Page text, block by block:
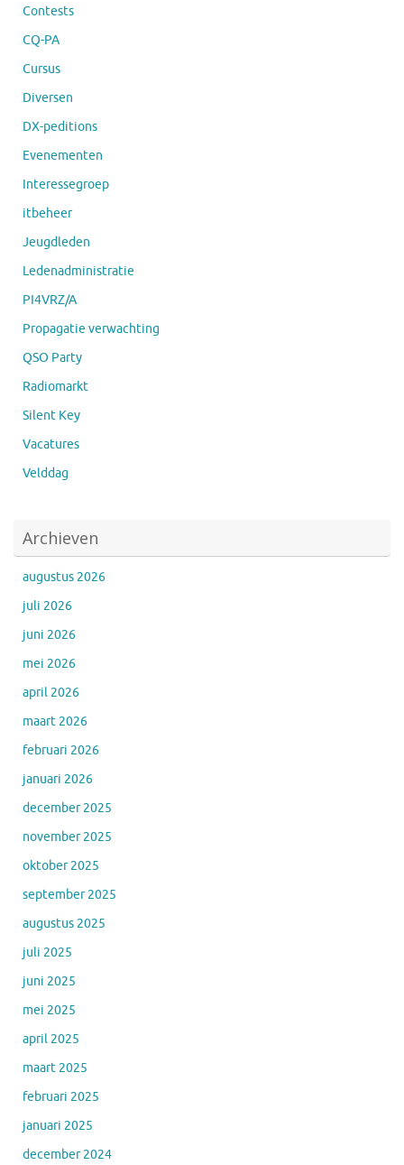
Contests
CQ-PA
Cursus
Diversen
DX-peditions
Evenementen
Interessegroep
itbeheer
Jeugdleden
Ledenadministratie
PI4VRZ/A
Propagatie verwachting
QSO Party
Radiomarkt
Silent Key
Vacatures
Velddag
Archieven
augustus 2026
juli 2026
juni 2026
mei 2026
april 2026
maart 2026
februari 2026
januari 2026
december 2025
november 2025
oktober 2025
september 2025
augustus 2025
juli 2025
juni 2025
mei 2025
april 2025
maart 2025
februari 2025
januari 2025
december 2024